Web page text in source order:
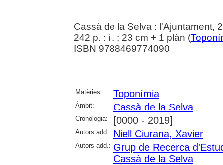
Cassà de la Selva : l'Ajuntament,
242 p. : il. ; 23 cm + 1 plàn (
ISBN 9788469774090
Matèries: Toponímia
Àmbit: Cassà de la Selva
Cronologia: [0000 - 2019]
Autors add.: Niell Ciurana, Xavier
Autors add.: Grup de Recerca
Cassà de la Selva